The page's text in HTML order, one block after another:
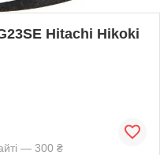
Hitachi Hikoki
— 300 ₴